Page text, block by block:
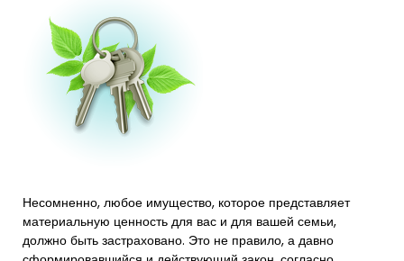
Несомненно, любое имущество, которое представляет
материальную ценность для вас и для вашей семьи,
должно быть застраховано. Это не правило, а давно